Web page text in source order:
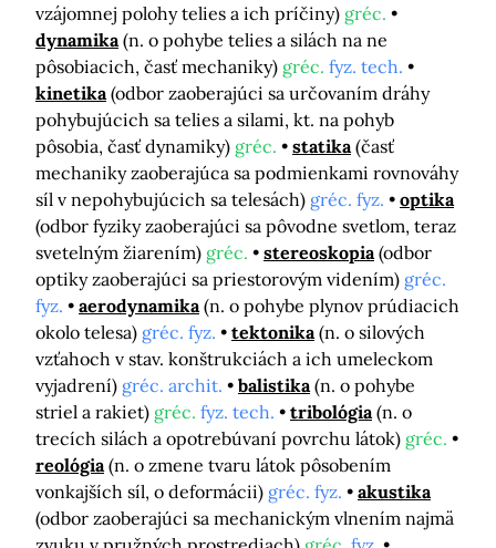
vzájomnej polohy telies a ich príčiny) gréc.
dynamika (n. o pohybe telies a silách na ne
pôsobiacich, časť mechaniky) gréc. fyz. tech.
kinetika (odbor zaoberajúci sa určovaním dráhy
pohybujúcich sa telies a silami, kt. na pohyb
pôsobia, časť dynamiky) gréc. statika (časť
mechaniky zaoberajúca sa podmienkami rovnováhy
síl v nepohybujúcich sa telesách) gréc. fyz.
optika
(odbor fyziky zaoberajúci sa pôvodne svetlom, teraz
svetelným žiarením) gréc. stereoskopia (odbor
optiky zaoberajúci sa priestorovým videním) gréc.
fyz.
aerodynamika (n. o pohybe plynov prúdiacich
okolo telesa) gréc. fyz. tektonika (n. o silových
vzťahoch v stav. konštrukciách a ich umeleckom
vyjadrení) gréc. archit. balistika (n. o pohybe
striel a rakiet) gréc. fyz. tech. tribológia (n. o
trecích silách a opotrebúvaní povrchu látok) gréc.
reológia (n. o zmene tvaru látok pôsobením
vonkajších síl, o deformácii) gréc. fyz.
akustika
(odbor zaoberajúci sa mechanickým vlnením najmä